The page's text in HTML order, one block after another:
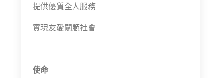
提供優質全人服務
實現友愛關顧社會
使命